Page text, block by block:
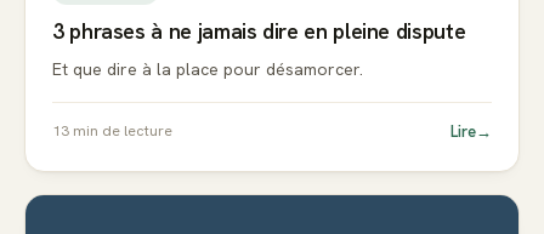
3 phrases à ne jamais dire en pleine dispute
Et que dire à la place pour désamorcer.
13 min de lecture Lire→